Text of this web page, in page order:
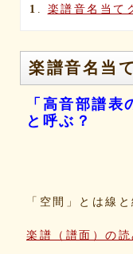
1 . 楽譜音名当て
楽譜音名当
「高音部譜
と呼ぶ？
「空間」とは線
楽譜（譜面）の読